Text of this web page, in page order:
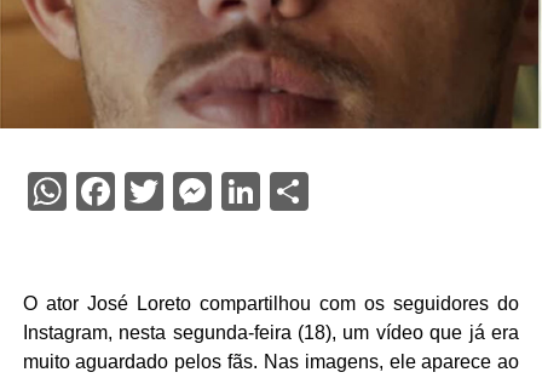
WhatsApp
Facebook
Twitter
Messenger
LinkedIn
Share
O ator José Loretocompartilhou com os seguidores do
Instagram, nesta segunda-feira (18), um vídeo que já era
muito aguardado pelos fãs. Nas imagens, ele aparece ao